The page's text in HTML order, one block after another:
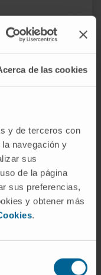
de las cookies
y de terceros con
navegación y
sus
de la página
sus preferencias,
y obtener más
.
expériences
?